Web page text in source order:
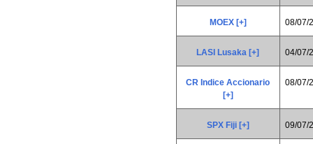
MOEX [+] 08/07/
LASI Lusaka [+] 04/07/
CR Indice Accionario
[+]
08/07/
SPX Fiji [+] 09/07/